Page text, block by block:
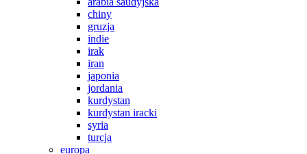
chiny
gruzja
indie
irak
iran
japonia
jordania
kurdystan
kurdystan iracki
syria
turcja
europa